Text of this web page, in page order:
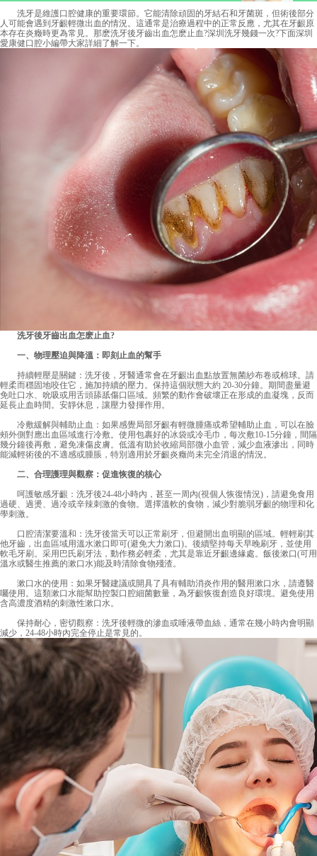
洗牙是維護口腔健康的重要環節。它能清除頑固的牙結石和牙菌斑，但術後部分
人可能會遇到牙齦輕微出血的情況。這通常是治療過程中的正常反應，尤其在牙齦原
本存在炎癥時更為常見。那麽洗牙後牙齒出血怎麽止血?深圳洗牙幾錢一次?下面深圳
愛康健口腔小編帶大家詳細了解一下。
洗牙後牙齒出血怎麽止血?
一、物理壓迫與降溫：即刻止血的幫手
持續輕壓是關鍵：洗牙後，牙醫通常會在牙齦出血點放置無菌紗布卷或棉球。請
輕柔而穩固地咬住它，施加持續的壓力。保持這個狀態大約 20-30分鐘。期間盡量避
免吐口水、吮吸或用舌頭舔舐傷口區域。頻繁的動作會破壞正在形成的血凝塊，反而
延長止血時間。安靜休息，讓壓力發揮作用。
冷敷緩解與輔助止血：如果感覺局部牙齦有輕微腫痛或希望輔助止血，可以在臉
頰外側對應出血區域進行冷敷。使用包裹好的冰袋或冷毛巾，每次敷10-15分鐘，間隔
幾分鐘後再敷，避免凍傷皮膚。低溫有助於收縮局部微小血管，減少血液滲出，同時
能減輕術後的不適感或腫脹，特別適用於牙齦炎癥尚未完全消退的情況。
二、合理護理與觀察：促進恢復的核心
呵護敏感牙齦：洗牙後24-48小時內，甚至一周內(視個人恢復情況)，請避免食用
過硬、過燙、過冷或辛辣刺激的食物。選擇溫軟的食物，減少對脆弱牙齦的物理和化
學刺激。
口腔清潔要溫和：洗牙後當天可以正常刷牙，但避開出血明顯的區域。輕輕刷其
他牙齒，出血區域用溫水漱口即可(避免大力漱口)。後續堅持每天早晚刷牙，並使用
軟毛牙刷。采用巴氏刷牙法，動作務必輕柔，尤其是靠近牙齦邊緣處。飯後漱口(可用
溫水或醫生推薦的漱口水)能及時清除食物殘渣。
漱口水的使用：如果牙醫建議或開具了具有輔助消炎作用的醫用漱口水，請遵醫
囑使用。這類漱口水能幫助控製口腔細菌數量，為牙齦恢復創造良好環境。避免使用
含高濃度酒精的刺激性漱口水。
保持耐心，密切觀察：洗牙後輕微的滲血或唾液帶血絲，通常在幾小時內會明顯
減少，24-48小時內完全停止是常見的。